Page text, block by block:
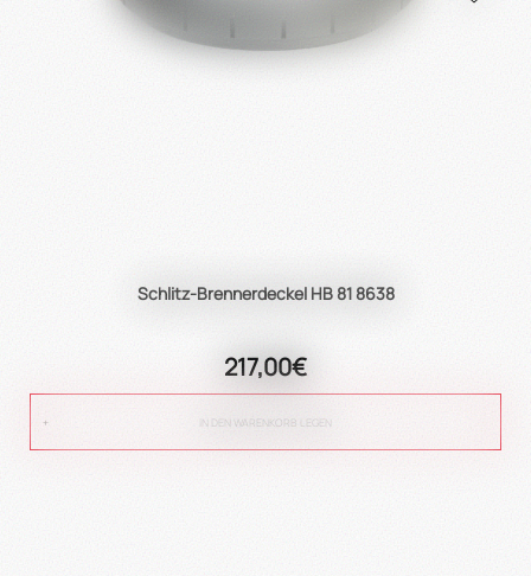
Schlitz-Brennerdeckel HB 81 8638
217,00€
IN DEN WARENKORB LEGEN